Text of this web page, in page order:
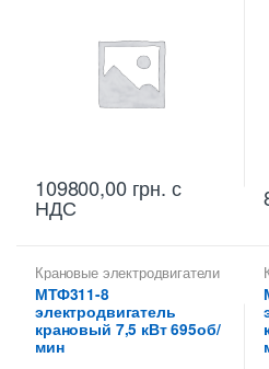
109800,00 грн. с
НДС
Крановые электродвигатели
МТФ311-8
электродвигатель
крановый 7,5 кВт 695об/
мин